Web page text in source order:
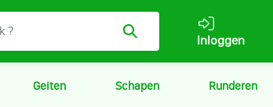
Inloggen
Geiten Schapen Runderen